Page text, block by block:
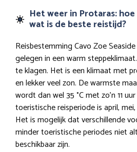
Het weer in Protaras:
wat is de beste reistijd?
Reisbestemming Cavo Zoe
gelegen in een warm
te klagen. Het is een klimaat met
en lekker veel zon. De warmste
wordt dan wel 35 °C met zo’n 11
toeristische reisperiode is april,
Het is mogelijk dat verschillende
minder toeristische periodes niet
beschikbaar zijn.